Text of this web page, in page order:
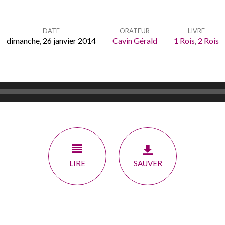
DATE
dimanche, 26 janvier 2014
ORATEUR
Cavin Gérald
LIVRE
1 Rois, 2 Rois
LIRE SAUVER